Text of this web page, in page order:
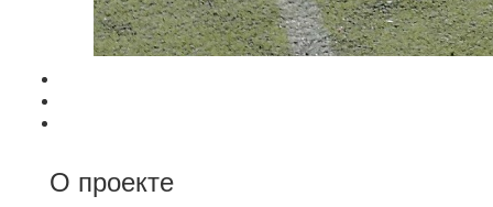
О проекте